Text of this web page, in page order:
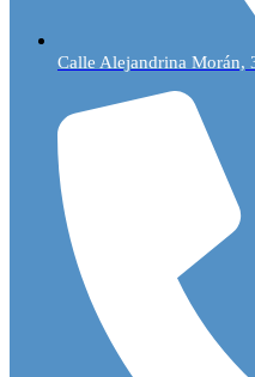
Calle Alejandrina Morán,